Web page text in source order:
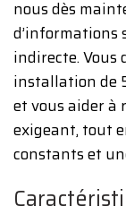
nous dès
d’informations
indirecte. Vous
installation de
et vous aider à
exigeant, tout
constants et